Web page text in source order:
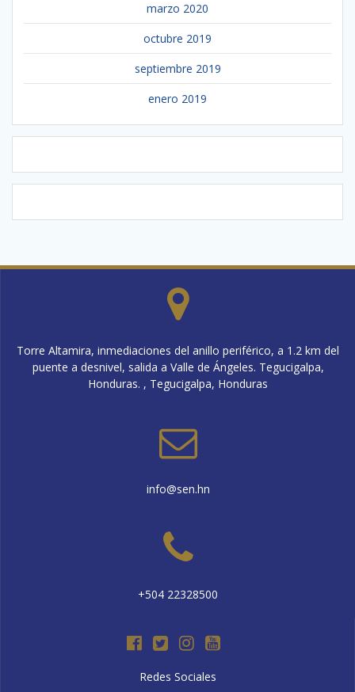
marzo 2020
octubre 2019
septiembre 2019
enero 2019
Torre Altamira, inmediaciones del anillo periférico, a 1.2 km del
puente a desnivel, salida a Valle de Ángeles. Tegucigalpa,
Honduras. , Tegucigalpa, Honduras
info@sen.hn
+504 22328500
Redes Sociales